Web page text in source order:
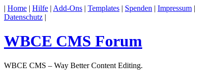
| Home | Hilfe | Add-Ons | Templates | Spenden | Impressum |
Datenschutz |
WBCE CMS Forum
WBCE CMS – Way Better Content Editing.